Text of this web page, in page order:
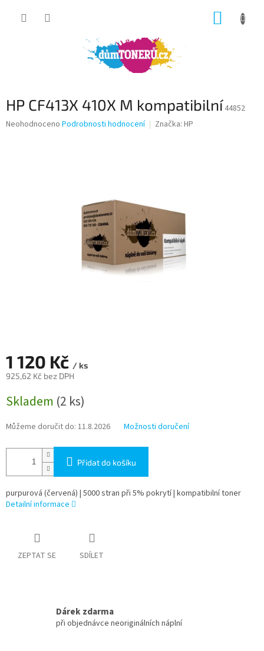
HP CF413X 410X M kompatibilní 44852
Průměrné
Neohodnoceno Podrobnosti hodnocení Značka: HP
1 120 Kč / ks
925,62 Kč bez DPH
cena:
Skladem (2 ks)
Můžeme doručit do: 11.8.2026 Možnosti doručení
Přidat do košíku
purpurová (červená) | 5000 stran při 5% pokrytí | kompatibilní toner
Detailní informace
ZEPTAT SE SDÍLET
Dárek zdarma
při objednávce neoriginálních náplní